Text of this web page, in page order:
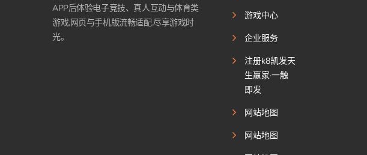
APP后体验电子竞技、真人互动与体育类
游戏,网页与手机版流畅适配,尽享游戏时
光。
游戏中心
企业服务
注册k8凯发天
生赢家·一触
即发
网站地图
网站地图